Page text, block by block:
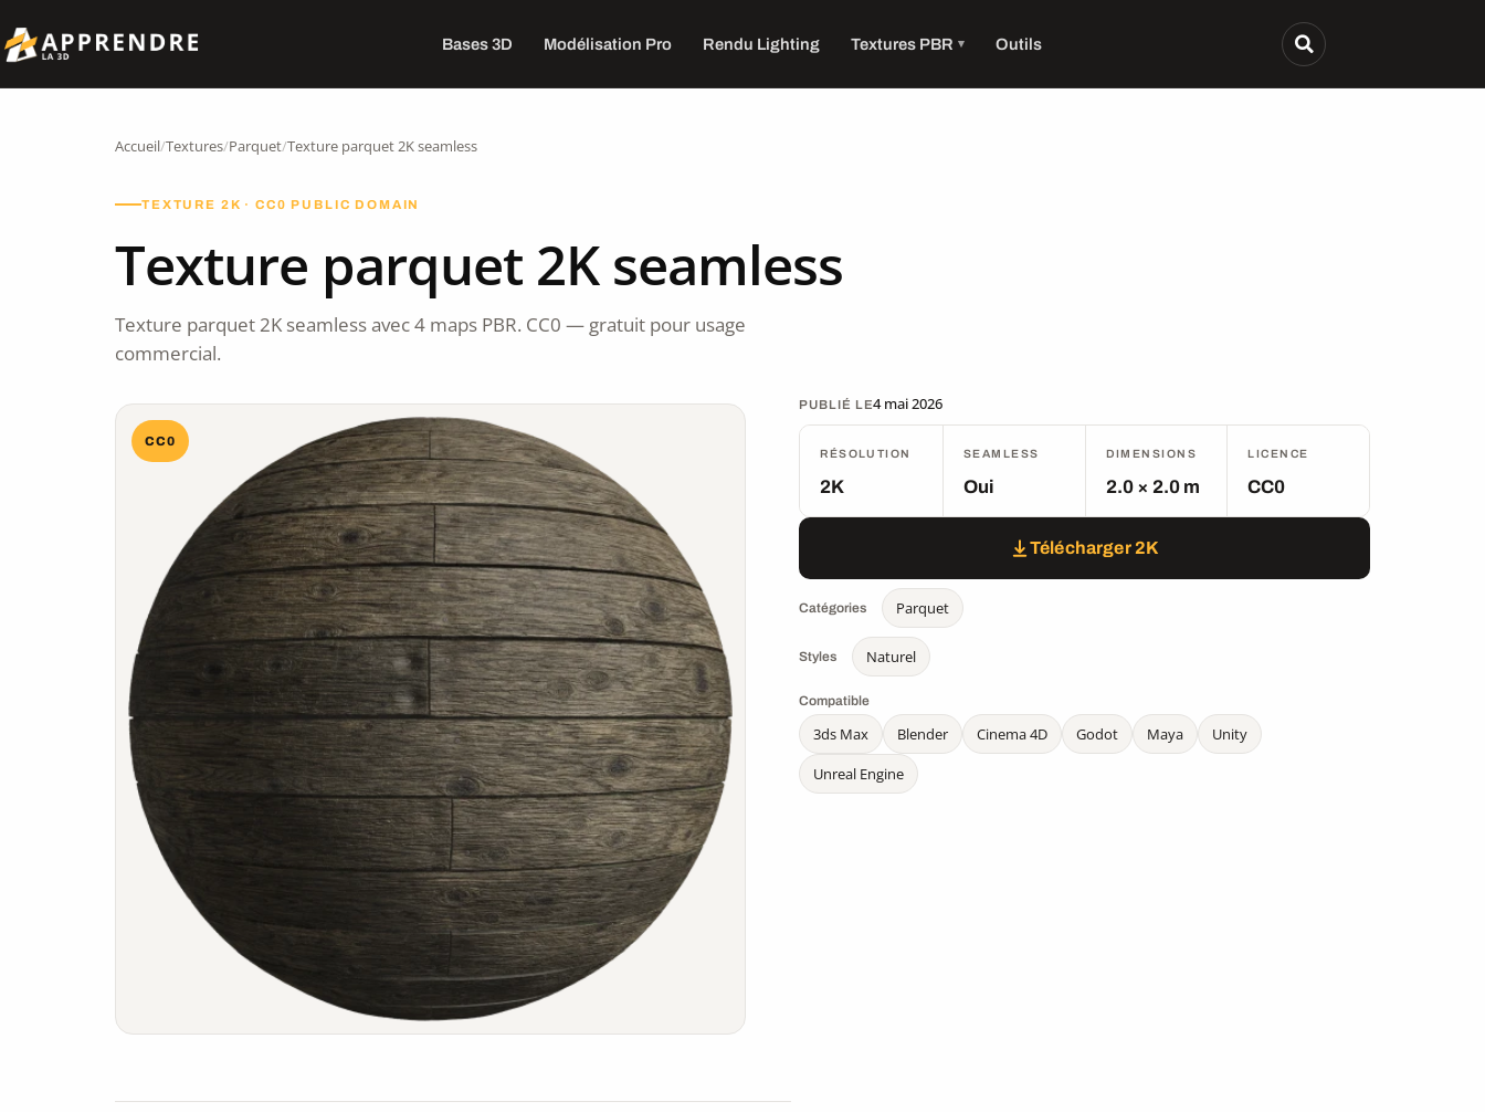
Bases 3D Modélisation Pro Rendu Lighting Textures PBR Outils
Accueil/Textures/Parquet/Texture parquet 2K seamless
TEXTURE 2K · CC0 PUBLIC DOMAIN
Texture parquet 2K seamless
Texture parquet 2K seamless avec 4 maps PBR. CC0 — gratuit pour usage
commercial.
CC0
PUBLIÉ LE4 mai 2026
RÉSOLUTION
2K
SEAMLESS
Oui
DIMENSIONS
2.0 × 2.0 m
LICENCE
CC0
Télécharger 2K
Catégories Parquet
Styles Naturel
Compatible
3ds Max Blender Cinema 4D Godot Maya
Unity
Unreal Engine